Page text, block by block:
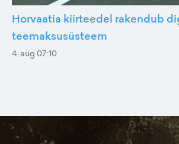
Horvaatia kiirteedel rakendub
teemaksusüsteem
4. aug 07:10